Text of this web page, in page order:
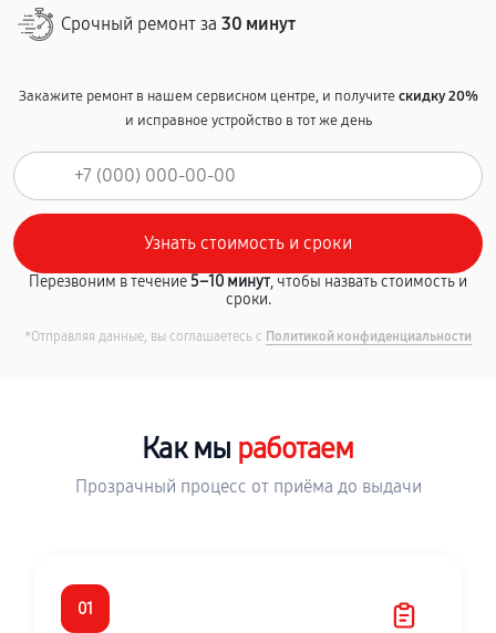
Срочный ремонт за 30 минут
Закажите ремонт в нашем сервисном центре, и получитескидку 20%
и исправное устройство в тот же день
Перезвоним в течение5–10 минут, чтобы назвать стоимость и
сроки.
*Отправляя данные, вы соглашаетесь с Политикой конфиденциальности
Как мы работаем
Прозрачный процесс от приёма до выдачи
01